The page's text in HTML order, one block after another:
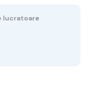
lucratoare